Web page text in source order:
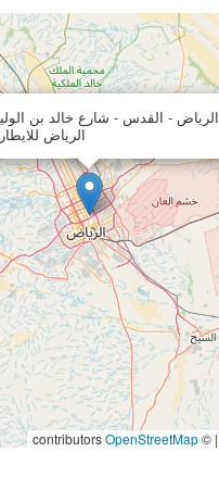
الرياض - القدس - شارع خالد بن
الرياض
|
©
OpenStreetMap